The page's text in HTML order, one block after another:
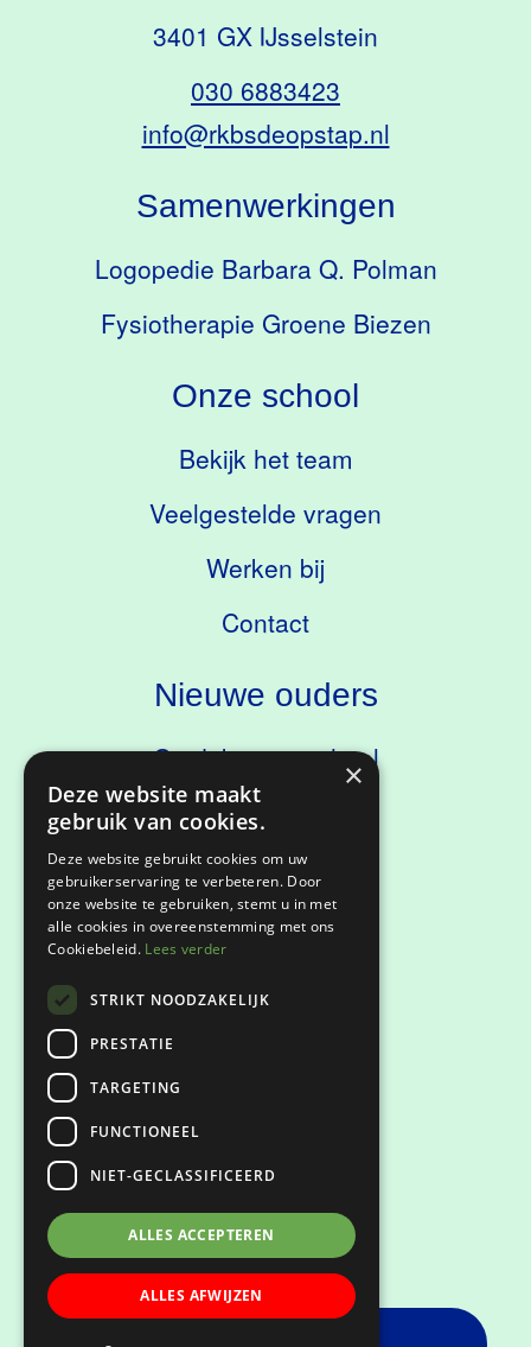
Nieuwe ouders
Ontdek onze school
Kennismaken
Onze school
Bekijk het team
Veelgestelde vragen
Werken bij
Contact
Samenwerkingen
Logopedie Barbara Q. Polman
Fysiotherapie Groene Biezen
3401 GX IJsselstein
030 6883423
info@rkbsdeopstap.nl
Privacyverklaring
×
Deze website maakt
gebruik van cookies.
Deze website gebruikt cookies om uw
gebruikerservaring te verbeteren. Door
onze website te gebruiken, stemt u in met
alle cookies in overeenstemming met ons
Cookiebeleid. Lees verder
STRIKT NOODZAKELIJK
PRESTATIE
TARGETING
FUNCTIONEEL
NIET-GECLASSIFICEERD
ALLES ACCEPTEREN
ALLES AFWIJZEN